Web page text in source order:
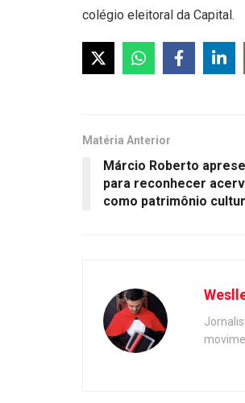
colégio eleitoral da Capital.
Matéria Anterior
Márcio Roberto
para reconhecer
como patrimônio